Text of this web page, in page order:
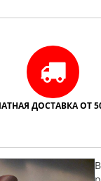
ДОСТАВКА ОТ